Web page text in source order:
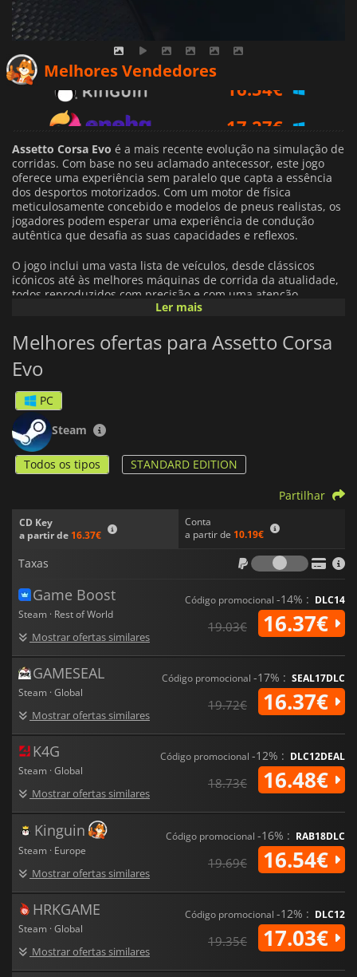
Melhores Vendedores
21.09€
Assetto Corsa Evo é a mais recente evolução na simulação de
corridas. Com base no seu aclamado antecessor, este jogo
oferece uma experiência sem paralelo que capta a essência
dos desportos motorizados. Com um motor de física
meticulosamente concebido e modelos de pneus realistas, os
jogadores podem esperar uma experiência de condução
autêntica que desafia as suas capacidades e reflexos.
O jogo inclui uma vasta lista de veículos, desde clássicos
icónicos até às melhores máquinas de corrida da atualidade,
todos reproduzidos com precisão e com uma atenção
impressionante ao detalhe. Os jogadores podem correr numa
real e layouts imaginativos que proporcionam desafios
variados.
comunidade vibrante e apoio contínuo com actualizações
regulares e novos conteúdos. Aperta o cinto e prepara-te para
a condução da tua vida!
Ler mais
Melhores ofertas para Assetto Corsa
Evo
PC
Steam
Todos os tipos STANDARD EDITION
CD Key
a partir de 16.37€
Conta
a partir de 10.19€
Partilhar
Taxas
Taxas
Game Boost
Steam · Rest of World
Mostrar ofertas similares
Código promocional -14% : DLC14
19.03€ 16.37€
GAMESEAL
Steam · Global
Mostrar ofertas similares
Código promocional -17% : SEAL17DLC
19.72€ 16.37€
K4G
Steam · Global
Mostrar ofertas similares
Código promocional -12% : DLC12DEAL
18.73€ 16.48€
Kinguin
Steam · Europe
Mostrar ofertas similares
Código promocional -16% : RAB18DLC
19.69€ 16.54€
HRKGAME
Steam · Global
Mostrar ofertas similares
Código promocional -12% : DLC12
19.35€ 17.03€